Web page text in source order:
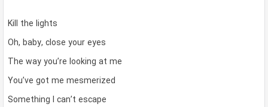
Kill the lights
Oh, baby, close your eyes
The way you’re looking at me
You’ve got me mesmerized
Something I can’t escape